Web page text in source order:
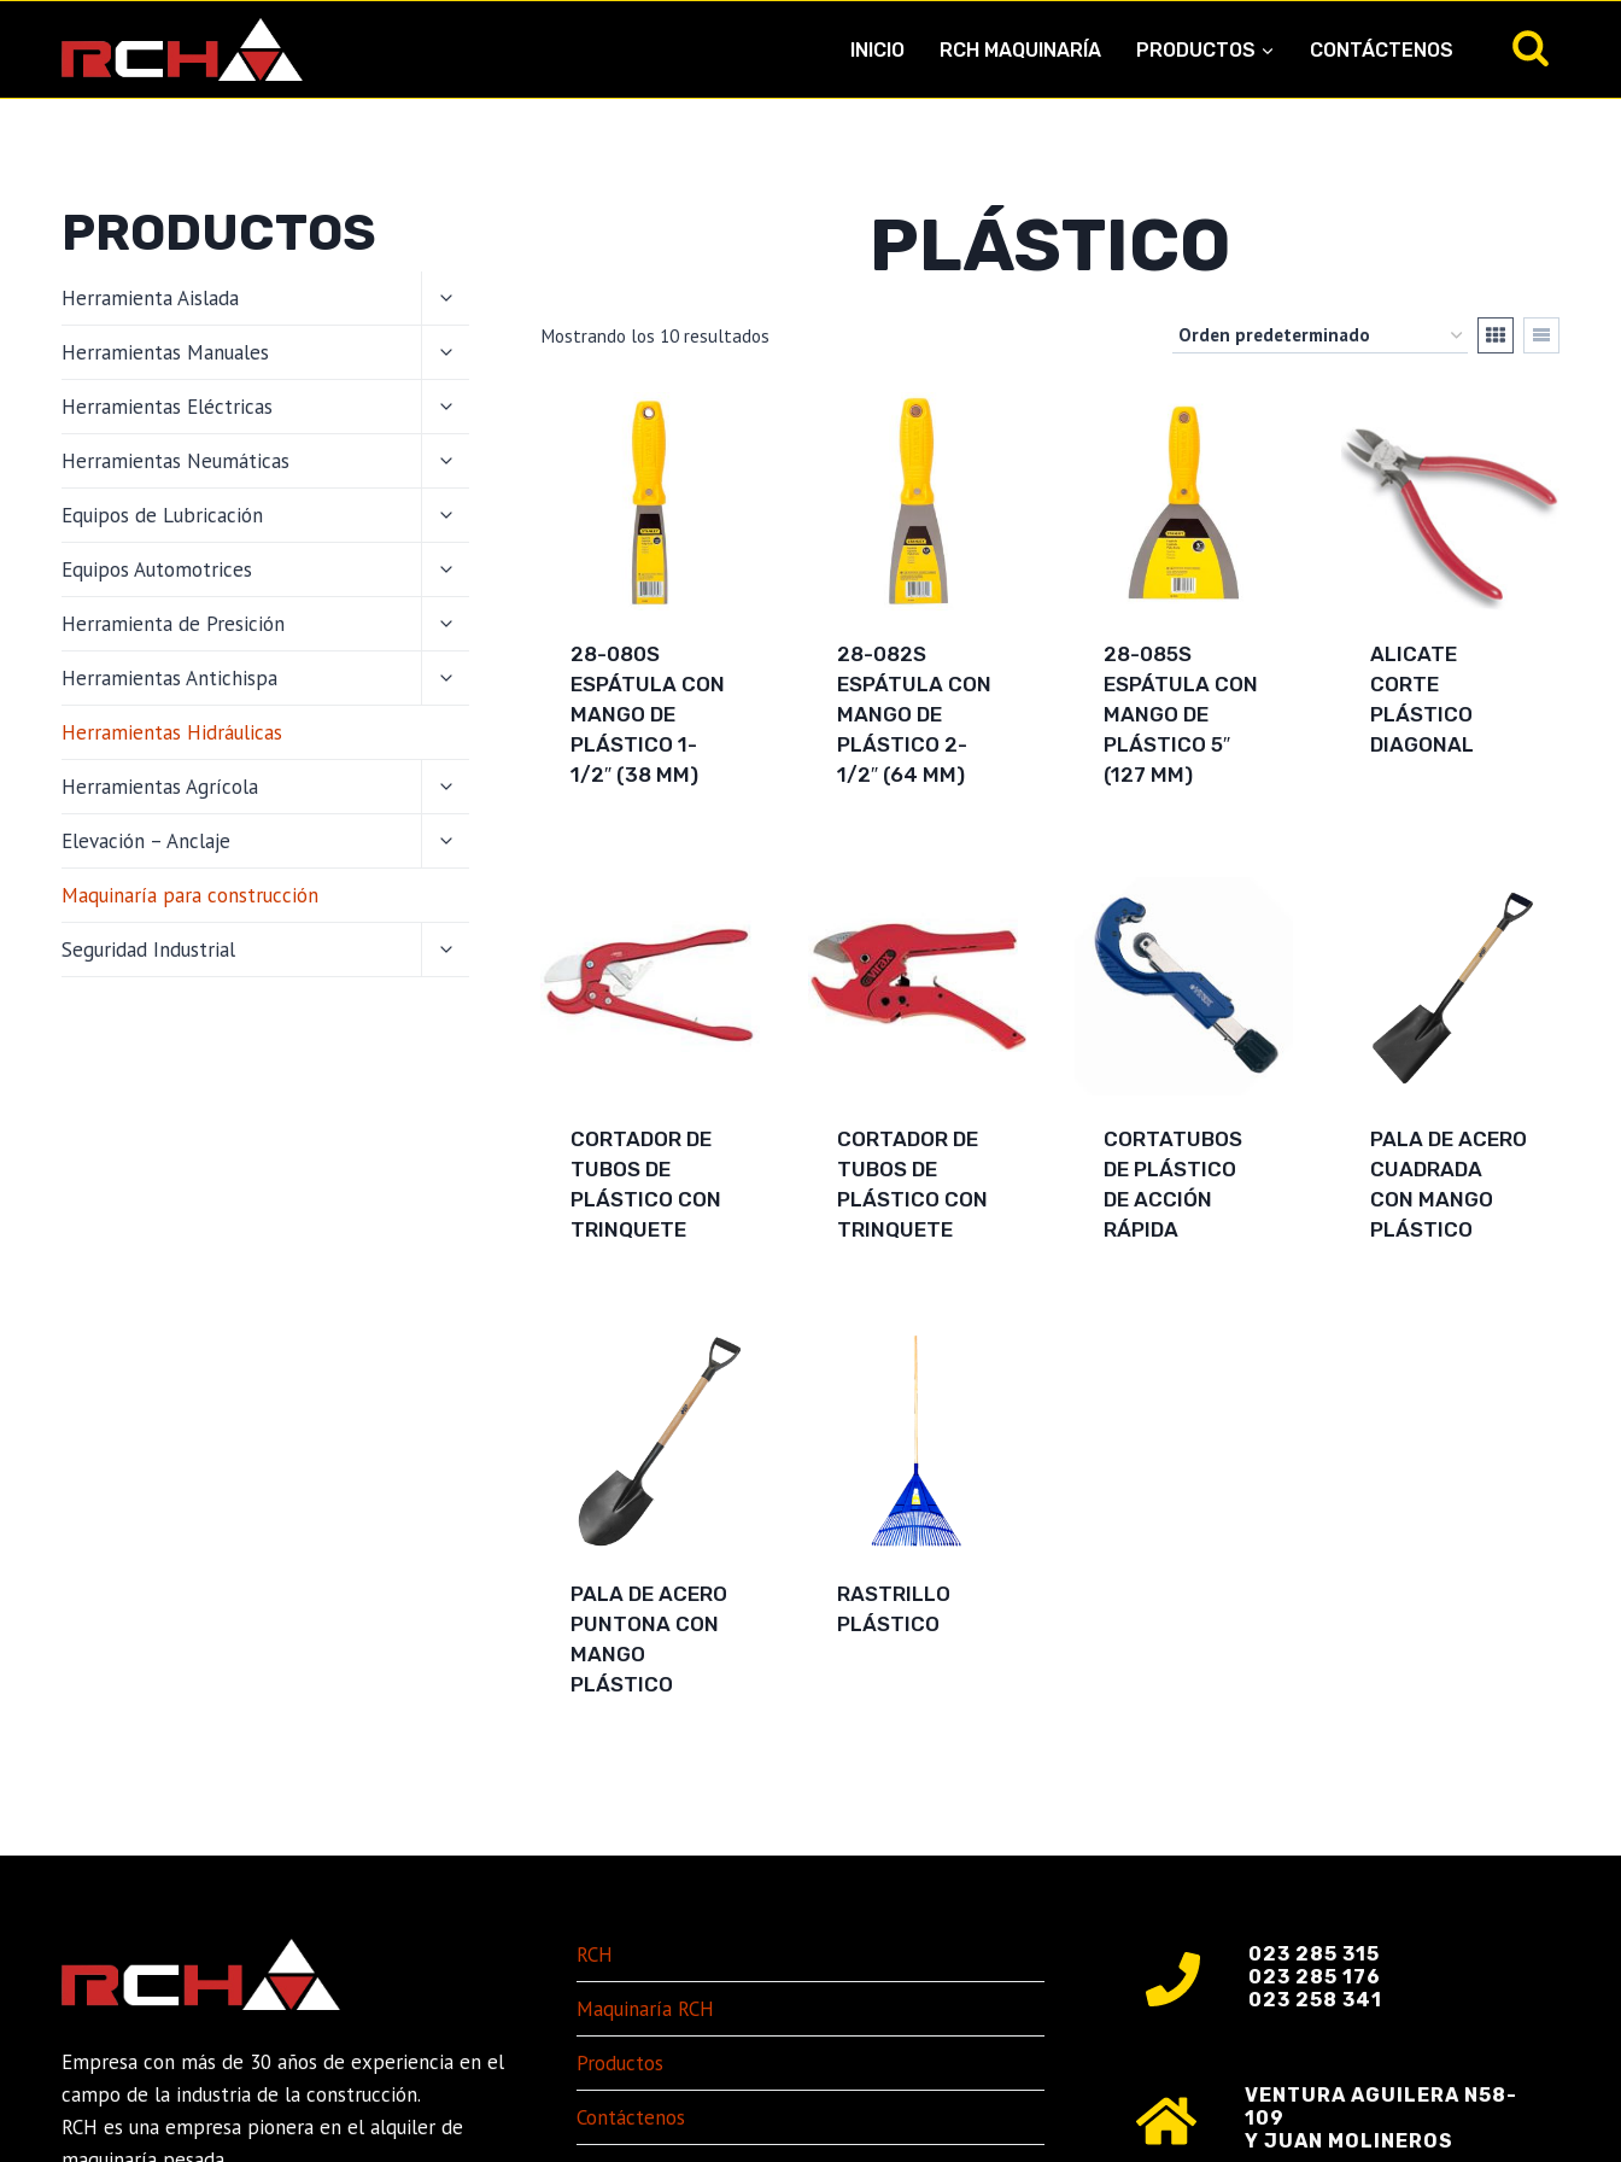
contenido
INICIO RCH MAQUINARÍA PRODUCTOS CONTÁCTENOS
PLÁSTICO
Mostrando los 10 resultados
28-080S
ESPÁTULA CON
MANGO DE
PLÁSTICO 1-
1/2″ (38 MM)
28-082S
ESPÁTULA CON
MANGO DE
PLÁSTICO 2-
1/2″ (64 MM)
28-085S
ESPÁTULA CON
MANGO DE
PLÁSTICO 5″
(127 MM)
ALICATE
CORTE
PLÁSTICO
DIAGONAL
CORTADOR DE
TUBOS DE
PLÁSTICO CON
TRINQUETE
CORTADOR DE
TUBOS DE
PLÁSTICO CON
TRINQUETE
CORTATUBOS
DE PLÁSTICO
DE ACCIÓN
RÁPIDA
PALA DE ACERO
CUADRADA
CON MANGO
PLÁSTICO
PALA DE ACERO
PUNTONA CON
MANGO
PLÁSTICO
RASTRILLO
PLÁSTICO
PRODUCTOS
Herramienta Aislada
ALTERNAR
Herramientas Manuales
ALTERNAR
Herramientas Eléctricas
ALTERNAR
Herramientas Neumáticas
ALTERNAR
Equipos de Lubricación
ALTERNAR
Equipos Automotrices
ALTERNAR
Herramienta de Presición
ALTERNAR
Herramientas Antichispa
ALTERNAR
Herramientas Hidráulicas
Herramientas Agrícola
ALTERNAR
Elevación – Anclaje
ALTERNAR
Maquinaría para construcción
Seguridad Industrial
ALTERNAR
Empresa con más de 30 años de experiencia en el
campo de la industria de la construcción.
RCH es una empresa pionera en el alquiler de
RCH
Maquinaría RCH
Productos
Contáctenos
023 285 315
023 285 176
023 258 341
VENTURA AGUILERA N58-
109
Y JUAN MOLINEROS